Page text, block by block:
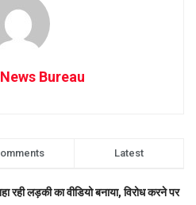
Bureau
Latest
रही लड़की का वीडियो बनाया, विरोध करने पर